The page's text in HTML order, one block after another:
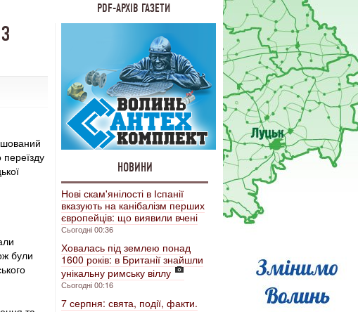
PDF-АРХІВ ГАЗЕТИ
переїзду
були
НОВИНИ
Нові скам'янілості в Іспанії
вказують на канібалізм перших
європейців: що виявили вчені
Сьогодні 00:36
Ховалась під землею понад
1600 років: в Британії знайшли
унікальну римську віллу
Сьогодні 00:16
7 серпня: свята, події, факти.